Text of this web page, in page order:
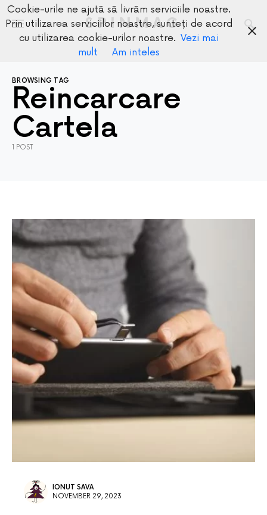
SPINMAG
BROWSING TAG
Reincarcare
Cartela
1 POST
IONUT SAVA
NOVEMBER 29, 2023
Cookie-urile ne ajută să livrăm serviciile noastre.
Prin utilizarea serviciilor noastre, sunteți de acord
cu utilizarea cookie-urilor noastre. Vezi mai
mult
Am inteles